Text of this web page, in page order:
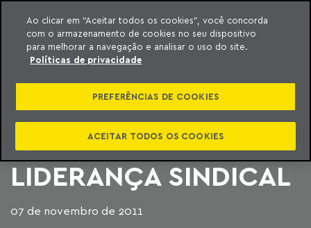
o conteúdo
Machado Meyer
FGV OFERECE PÓS-
GRADUAÇÃO EM
DIREITO SOBRE
LIDERANÇA SINDICAL
07 de novembro de 2011
Ao clicar em “Aceitar todos os cookies”, você concorda
com o armazenamento de cookies no seu dispositivo
para melhorar a navegação e analisar o uso do site.
Políticas de privacidade
PREFERÊNCIAS DE COOKIES
ACEITAR TODOS OS COOKIES